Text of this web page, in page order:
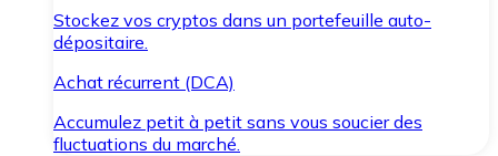
Stockez vos cryptos dans un portefeuille auto-
dépositaire.
Achat récurrent (DCA)
Accumulez petit à petit sans vous soucier des
fluctuations du marché.